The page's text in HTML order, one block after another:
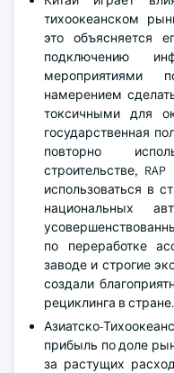
тихоокеанском
это объясняется
подключению
мероприятиями
намерением
токсичными для
государственная
повторно
строительстве,
использоваться в
национальных
по переработке
заводе и строгие
создали
рециклинга в стране.
Азиатско-
прибыль по доле
за растущих